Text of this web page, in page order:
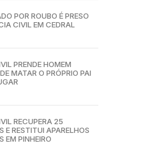
POR ROUBO É PRESO
CIVIL EM CEDRAL
PRENDE HOMEM
MATAR O PRÓPRIO PAI
RECUPERA 25
E RESTITUI APARELHOS
EM PINHEIRO